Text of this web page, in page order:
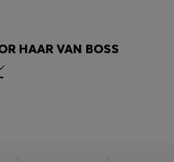
HAAR VAN BOSS